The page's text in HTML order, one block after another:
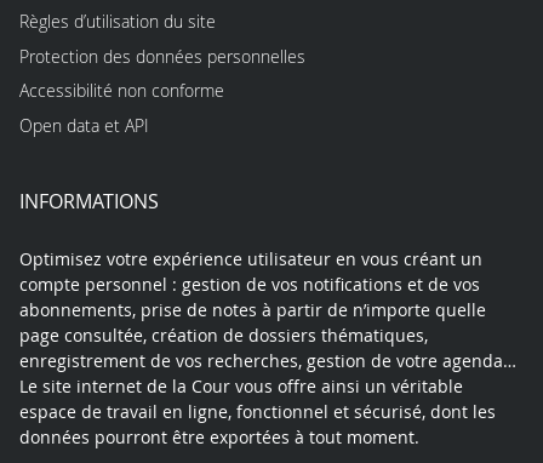
Règles d’utilisation du site
Protection des données personnelles
Accessibilité non conforme
Open data et API
INFORMATIONS
Optimisez votre expérience utilisateur en vous créant un
compte personnel : gestion de vos notifications et de vos
abonnements, prise de notes à partir de n’importe quelle
page consultée, création de dossiers thématiques,
enregistrement de vos recherches, gestion de votre agenda…
Le site internet de la Cour vous offre ainsi un véritable
espace de travail en ligne, fonctionnel et sécurisé, dont les
données pourront être exportées à tout moment.